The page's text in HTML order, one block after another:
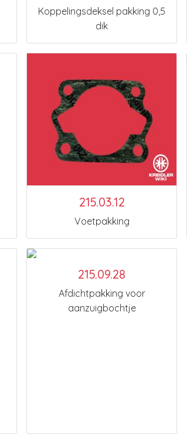
Koppelingsdeksel pakking 0,5
dik
215.03.12
Voetpakking
215.09.28
Afdichtpakking voor
aanzuigbochtje